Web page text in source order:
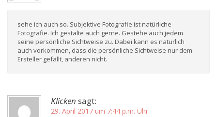
sehe ich auch so. Subjektive Fotografie ist natürliche
Fotografie. Ich gestalte auch gerne. Gestehe auch jedem
seine persönliche Sichtweise zu. Dabei kann es natürlich
auch vorkommen, dass die persönliche Sichtweise nur dem
Ersteller gefällt, anderen nicht.
Klicken sagt:
29. April 2017 um 7:44 p.m. Uhr